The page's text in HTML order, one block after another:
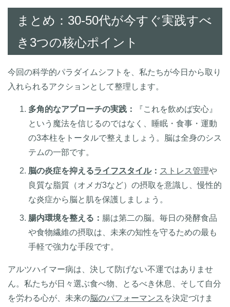
まとめ：30-50代が今すぐ実践すべ
き3つの核心ポイント
今回の科学的パラダイムシフトを、私たちが今日から取り
入れられるアクションとして整理します。
多角的なアプローチの実践：
『これを飲めば安心』
という魔法を信じるのではなく、睡眠・食事・運動
の3本柱をトータルで整えましょう。脳は全身のシス
テムの一部です。
脳の炎症を抑えるライフスタイル： ストレス管理や
良質な脂質（オメガ3など）の摂取を意識し、慢性的
な炎症から脳と肌を保護しましょう。
腸内環境を整える： 腸は第二の脳。毎日の発酵食品
や食物繊維の摂取は、未来の知性を守るための最も
手軽で強力な手段です。
アルツハイマー病は、決して防げない不運ではありませ
ん。私たちが日々選ぶ食べ物、とるべき休息、そして自分
を労わる心が、未来の脳のパフォーマンス を決定づけま